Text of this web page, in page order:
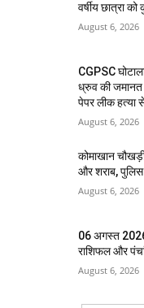
वर्षीय छात्रा
August 6, 2026
CGPSC
ध्रुव की जमानत
पेपर लीक हत्या
August 6, 2026
कोमाखान
और शराब,
August 6, 2026
06 अगस्त
राशिफल और
August 6, 2026